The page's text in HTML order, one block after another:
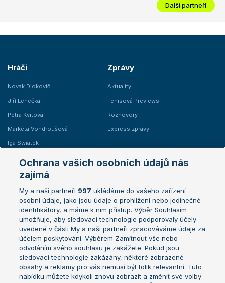
Další partneři
Hráči
Novak Djokovič
Jiří Lehečka
Petra Kvitová
Markéta Vondroušová
Iga Swiatek
Zprávy
Aktuality
Tenisová Previews
Rozhovory
Express zprávy
Žebříčky
Žebříček ATP (muži)
Žebříček WTA (ženy)
Sázkařský žebříček
Australian Open
French Open
Wimbledon
US Open
Turnaj mistrů
Turnaj mistryň
Aktualní trendy
Ochrana vašich osobních údajů nás
zajímá
My a naši partneři 997 ukládáme do vašeho zařízení
osobní údaje, jako jsou údaje o prohlížení nebo jedinečné
identifikátory, a máme k nim přístup. Výběr Souhlasím
umožňuje, aby sledovací technologie podporovaly účely
uvedené v části My a naši partneři zpracováváme údaje za
účelem poskytování. Výběrem Zamítnout vše nebo
odvoláním svého souhlasu je zakážete. Pokud jsou
sledovací technologie zakázány, některé zobrazené
obsahy a reklamy pro vás nemusí být tolik relevantní. Tuto
nabídku můžete kdykoli znovu zobrazit a změnit své volby